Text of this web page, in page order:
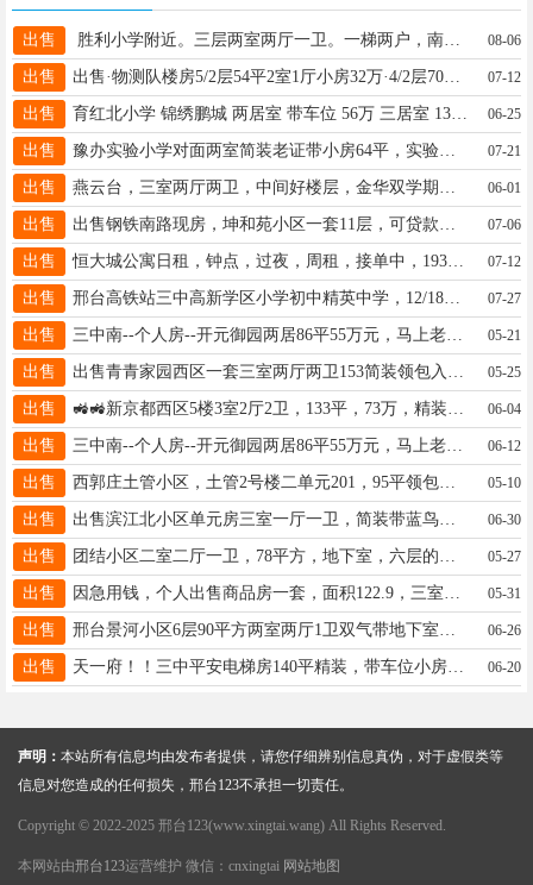
出售 胜利小学附近。三层两室两厅一卫。一梯两户，南北通透。105平。地上小房。售价，33万。 ​☎️15832969929 08-06
出售 出售·物测队楼房5/2层54平2室1厅小房32万·4/2层70平3室1厅小房35万·15031951088 07-12
出售 育红北小学 锦绣鹏城 两居室 带车位 56万 三居室 130平米 带车位小房 73万 都有钥匙15097953775 查看图片 06-25
出售 豫办实验小学对面两室简装老证带小房64平，实验小学三中幸福里校区，未占上学名额看房方便13273690736 07-21
出售 06-01
出售 07-06
出售 恒大城公寓日租，钟点，过夜，周租，接单中，19333989266 07-12
出售 邢台高铁站三中高新学区小学初中精英中学，12/18层5/18层112平三室两厅两卫，毛坯便宜出售18833996261 07-27
出售 三中南--个人房--开元御园两居86平55万元，马上老证-精装修，联系电话18831981817 查看图片 05-21
出售 05-25
出售 06-04
出售 三中南--个人房--开元御园两居86平55万元，马上老证-精装修，联系电话18831981817 查看图片 06-12
出售 西郭庄土管小区，土管2号楼二单元201，95平领包入住租金面议电话15631958003 05-10
出售 出售滨江北小区单元房三室一厅一卫，简装带蓝鸟家具 太阳能 海尔热水器 格力柜机空调售价25万电话15028881545 06-30
出售 05-27
出售 05-31
出售 06-26
出售 天一府！！三中平安电梯房140平精装，带车位小房130万。☎️13166599475 06-20
声明： 本站所有信息均由发布者提供，请您仔细辨别信息真伪，对于虚假类等
信息对您造成的任何损失，邢台123不承担一切责任。
Copyright © 2022-2025 邢台123(www.xingtai.wang) All Rights Reserved.
本网站由邢台123运营维护 微信：cnxingtai 网站地图